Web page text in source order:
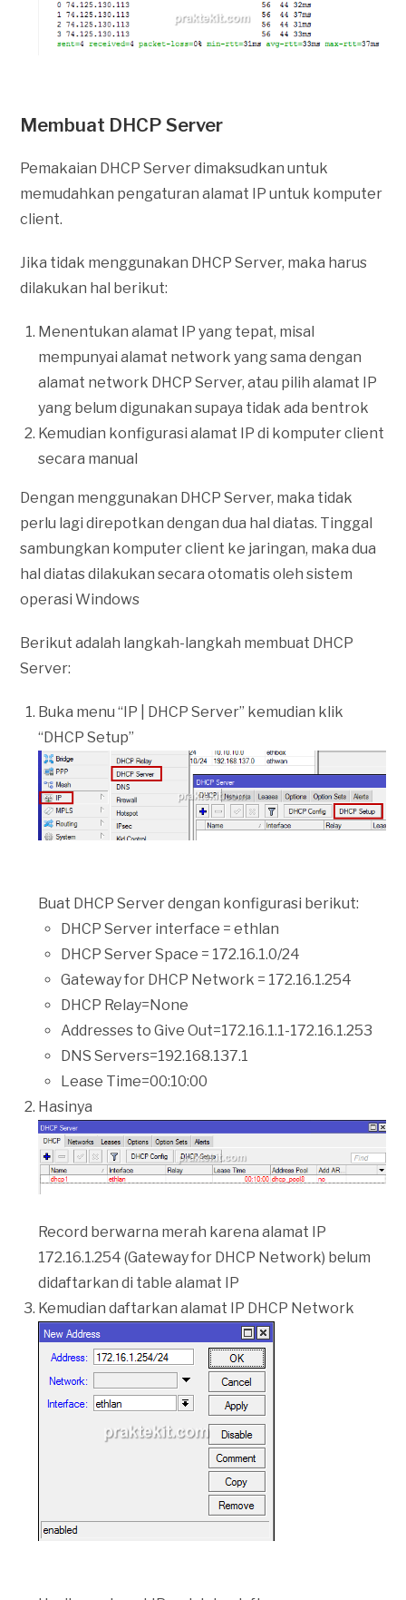
Membuat DHCP Server
Pemakaian DHCP Server dimaksudkan untuk
memudahkan pengaturan alamat IP untuk komputer
client.
Jika tidak menggunakan DHCP Server, maka harus
dilakukan hal berikut:
Menentukan alamat IP yang tepat, misal
mempunyai alamat network yang sama dengan
alamat network DHCP Server, atau pilih alamat IP
yang belum digunakan supaya tidak ada bentrok
Kemudian konfigurasi alamat IP di komputer client
secara manual
Dengan menggunakan DHCP Server, maka tidak
perlu lagi direpotkan dengan dua hal diatas. Tinggal
sambungkan komputer client ke jaringan, maka dua
hal diatas dilakukan secara otomatis oleh sistem
operasi Windows
Berikut adalah langkah-langkah membuat DHCP
Server:
Buka menu “IP | DHCP Server” kemudian klik
“DHCP Setup”
Buat DHCP Server dengan konfigurasi berikut:
DHCP Server interface = ethlan
DHCP Server Space = 172.16.1.0/24
Gateway for DHCP Network = 172.16.1.254
DHCP Relay=None
Addresses to Give Out=172.16.1.1-172.16.1.253
DNS Servers=192.168.137.1
Lease Time=00:10:00
Hasinya
Record berwarna merah karena alamat IP
172.16.1.254 (Gateway for DHCP Network) belum
didaftarkan di table alamat IP
Kemudian daftarkan alamat IP DHCP Network